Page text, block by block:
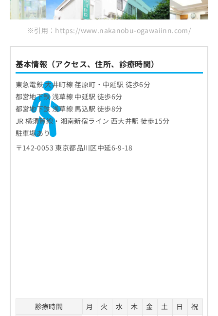
※引用：https://www.nakanobu-ogawaiinn.com/
基本情報（アクセス、住所、診療時間）
東急電鉄 大井町線 荏原町・中延駅 徒歩6分
都営地下鉄 浅草線 中延駅 徒歩6分
都営地下鉄 浅草線 馬込駅 徒歩8分
JR 横須賀線・湘南新宿ライン 西大井駅 徒歩15分
駐車場あり
〒142-0053 東京都品川区中延6-9-18
診療時間 月 火 水 木 金 土 日
祝